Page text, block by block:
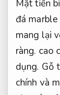
Mặt tiền
đá
mang lại
ràng. cao
dụng. Gỗ
chính và